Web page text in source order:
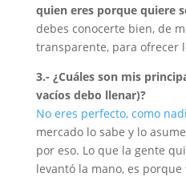
quien eres porque quiere
debes conocerte bien, de
transparente, para ofrecer
3.- ¿Cuáles son mis
vacíos debo llenar)?
No eres perfecto, como
mercado lo sabe y lo
por eso. Lo que la gente
levantó la mano, es porque